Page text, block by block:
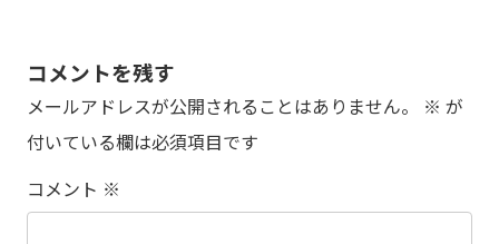
コメントを残す
メールアドレスが公開されることはありません。 ※ が
付いている欄は必須項目です
コメント ※